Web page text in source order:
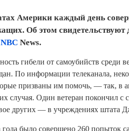
Америки каждый день
Об этом свидетельствуют
NBC News.
гибели от самоубийств среди
По информации телеканала,
призваны им помочь, — так, в
случая. Один ветеран покончил
других — в учреждениях штата
года было совершено 260 попыток